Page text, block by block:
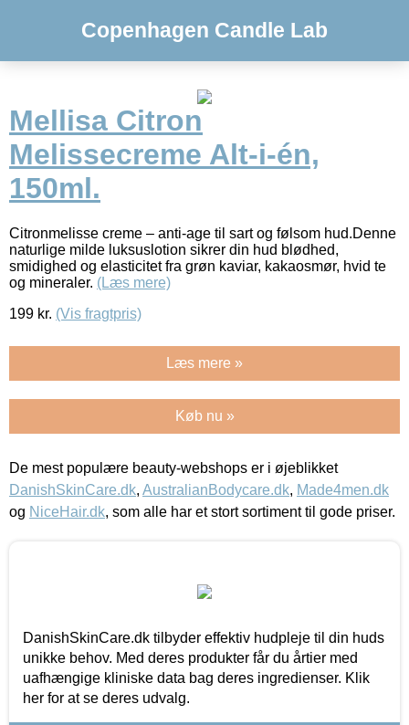
Copenhagen Candle Lab
Mellisa Citron
Melissecreme Alt-i-én,
150ml.
Citronmelisse creme – anti-age til sart og følsom hud.Denne
naturlige milde luksuslotion sikrer din hud blødhed,
smidighed og elasticitet fra grøn kaviar, kakaosmør, hvid te
og mineraler. (Læs mere)
199 kr. (Vis fragtpris)
Læs mere »
Køb nu »
De mest populære beauty-webshops er i øjeblikket
DanishSkinCare.dk, AustralianBodycare.dk, Made4men.dk
og NiceHair.dk, som alle har et stort sortiment til gode priser.
DanishSkinCare.dk tilbyder effektiv hudpleje til din huds
unikke behov. Med deres produkter får du årtier med
uafhængige kliniske data bag deres ingredienser. Klik
her for at se deres udvalg.